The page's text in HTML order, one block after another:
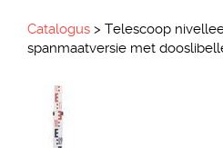
Catalogus > Telescoop
spanmaatversie met